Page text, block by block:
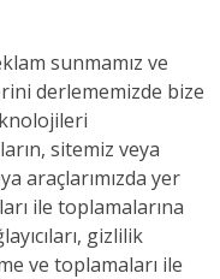
sunmamız ve
derlememizde bize
sitemiz veya
araçlarımızda yer
ile toplamalarına
gizlilik
ve toplamaları ile